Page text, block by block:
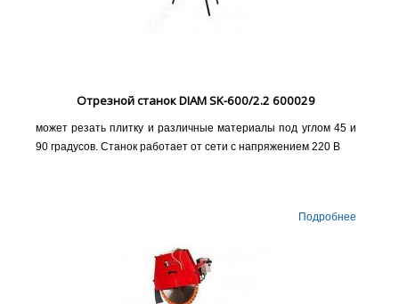
Отрезной станок DIAM SK-600/2.2 600029
может резать плитку и различные материалы под углом 45 и
90 градусов. Станок работает от сети с напряжением 220 В
Подробнее